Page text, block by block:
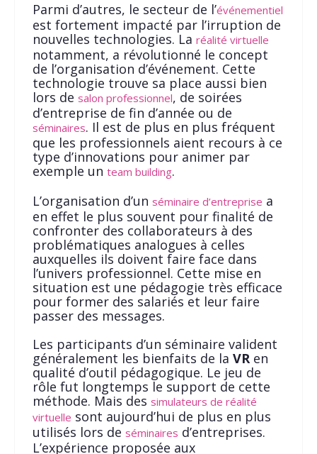
Parmi d’autres, le secteur de l’événementiel
est fortement impacté par l’irruption de
nouvelles technologies. La réalité virtuelle
notamment, a révolutionné le concept
de l’organisation d’événement. Cette
technologie trouve sa place aussi bien
lors de salon professionnel, de soirées
d’entreprise de fin d’année ou de
séminaires. Il est de plus en plus fréquent
que les professionnels aient recours à ce
type d’innovations pour animer par
exemple un team building.
L’organisation d’un séminaire d’entreprise a
en effet le plus souvent pour finalité de
confronter des collaborateurs à des
problématiques analogues à celles
auxquelles ils doivent faire face dans
l’univers professionnel. Cette mise en
situation est une pédagogie très efficace
pour former des salariés et leur faire
passer des messages.
Les participants d’un séminaire valident
généralement les bienfaits de la VR en
qualité d’outil pédagogique. Le jeu de
rôle fut longtemps le support de cette
méthode. Mais des simulateurs de réalité
virtuelle sont aujourd’hui de plus en plus
utilisés lors de séminaires d’entreprises.
L’expérience proposée aux